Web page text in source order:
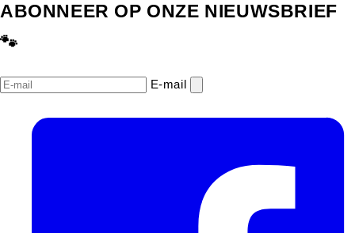
ABONNEER OP ONZE NIEUWSBRIEF
🐾
E‑mail